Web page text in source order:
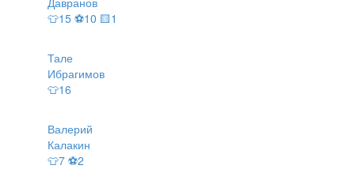
👕15 ⚽10 🟨1
Тале
Ибрагимов
👕16
Валерий
Калакин
👕7 ⚽2